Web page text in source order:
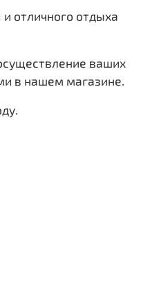
отличного отдыха
ваших
в нашем магазине.